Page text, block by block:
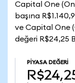
Capital One
başına
ve Capital One
değeri R$24,25
PIYASA DEĞERI